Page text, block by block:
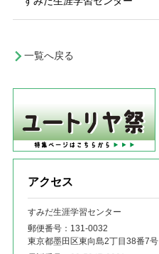
一覧へ戻る
アクセス
すみだ生涯学習センター
郵便番号：131‐0032
東京都墨田区東向島2丁目38番7号